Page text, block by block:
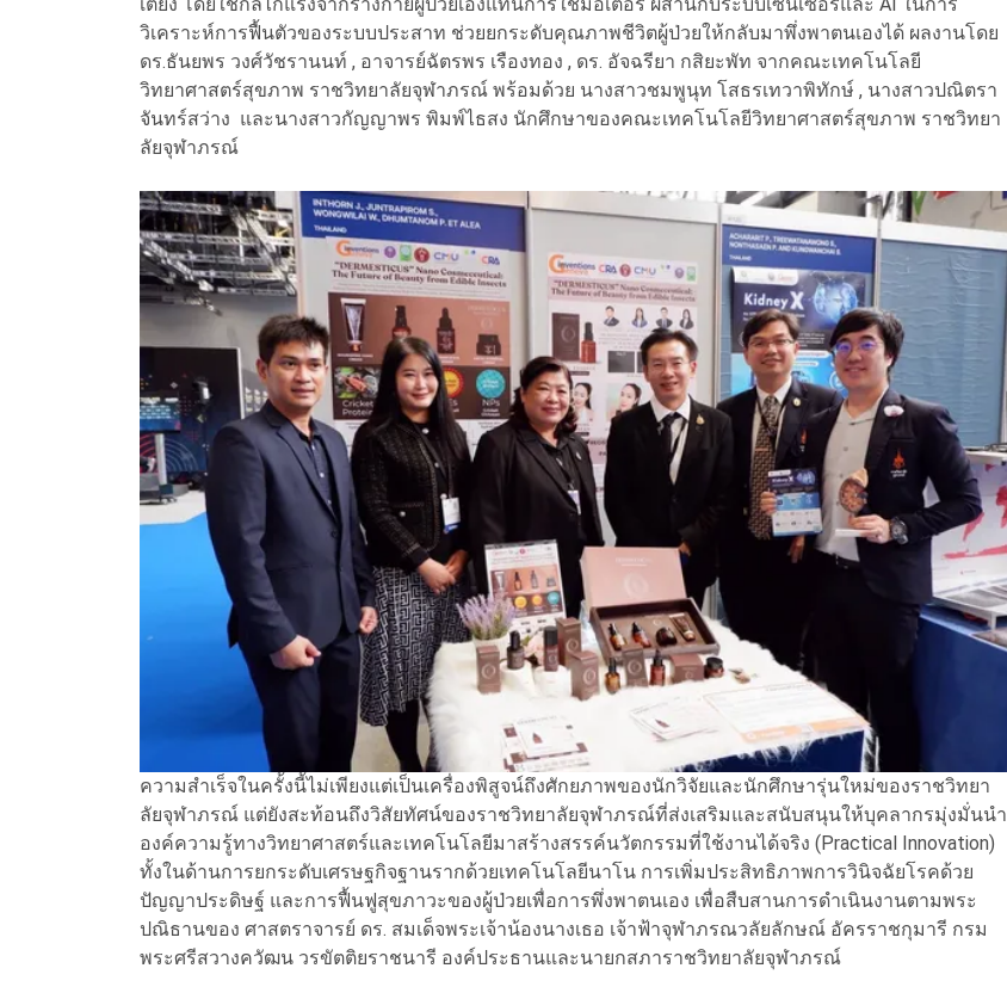
วิเคราะห์การฟื้นตัวของระบบประสาท ช่วยยกระดับคุณภาพชีวิตผู้ป่วยให้กลับมาพึ่งพาตนเองได้ ผลงานโดย
ดร.ธันยพร วงศ์วัชรานนท์ , อาจารย์ฉัตรพร เรืองทอง , ดร. อัจฉรียา กสิยะพัท จากคณะเทคโนโลยี
วิทยาศาสตร์สุขภาพ ราชวิทยาลัยจุฬาภรณ์ พร้อมด้วย นางสาวชมพูนุท โสธรเทวาพิทักษ์ , นางสาวปณิตรา
จันทร์สว่าง และนางสาวกัญญาพร พิมพ์ไธสง นักศึกษาของคณะเทคโนโลยีวิทยาศาสตร์สุขภาพ ราชวิทยา
ลัยจุฬาภรณ์
ความสำเร็จในครั้งนี้ไม่เพียงแต่เป็นเครื่องพิสูจน์ถึงศักยภาพของนักวิจัยและนักศึกษารุ่นใหม่ของราชวิทยา
ลัยจุฬาภรณ์ แต่ยังสะท้อนถึงวิสัยทัศน์ของราชวิทยาลัยจุฬาภรณ์ที่ส่งเสริมและสนับสนุนให้บุคลากรมุ่งมั่นนำ
องค์ความรู้ทางวิทยาศาสตร์และเทคโนโลยีมาสร้างสรรค์นวัตกรรมที่ใช้งานได้จริง (Practical Innovation)
ทั้งในด้านการยกระดับเศรษฐกิจฐานรากด้วยเทคโนโลยีนาโน การเพิ่มประสิทธิภาพการวินิจฉัยโรคด้วย
ปัญญาประดิษฐ์ และการฟื้นฟูสุขภาวะของผู้ป่วยเพื่อการพึ่งพาตนเอง เพื่อสืบสานการดำเนินงานตามพระ
ปณิธานของ ศาสตราจารย์ ดร. สมเด็จพระเจ้าน้องนางเธอ เจ้าฟ้าจุฬาภรณวลัยลักษณ์ อัครราชกุมารี กรม
พระศรีสวางควัฒน วรขัตติยราชนารี องค์ประธานและนายกสภาราชวิทยาลัยจุฬาภรณ์